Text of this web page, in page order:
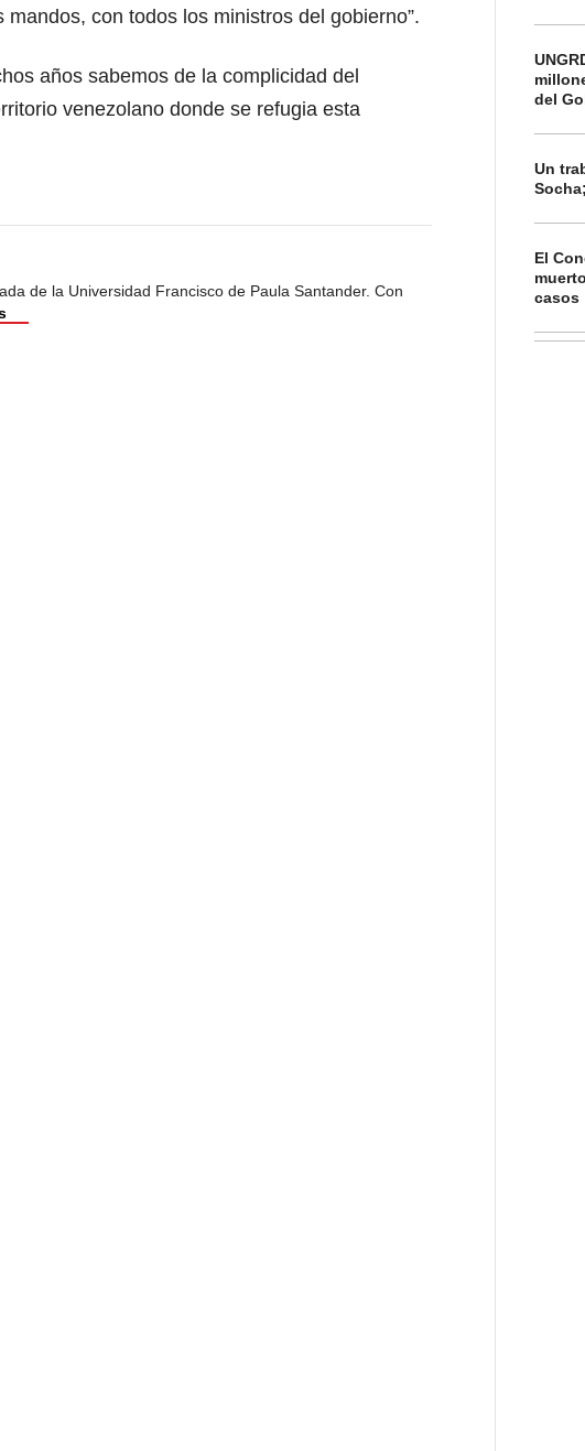
con todos los ministros del gobierno”.
años sabemos de la complicidad del
venezolano donde se refugia esta
de la Universidad Francisco de Paula Santander. Con
del
Un
El
casos